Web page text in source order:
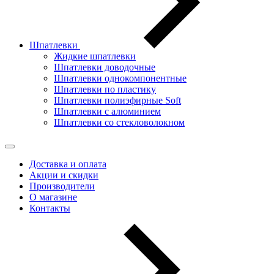
Шпатлевки
Жидкие шпатлевки
Шпатлевки доводочные
Шпатлевки однокомпонентные
Шпатлевки по пластику
Шпатлевки полиэфирные Soft
Шпатлевки с алюминием
Шпатлевки со стекловолокном
Доставка и оплата
Акции и скидки
Производители
О магазине
Контакты